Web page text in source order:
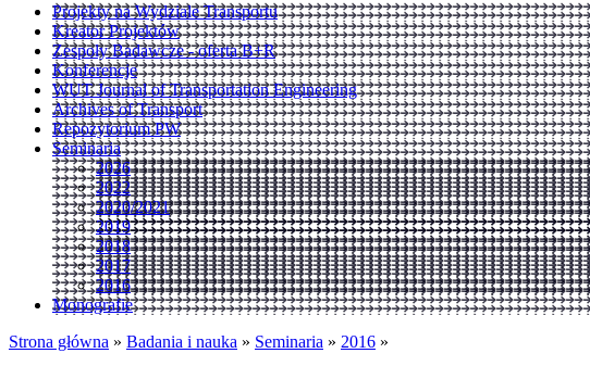
Projekty na Wydziale Transportu
Kreator Projektów
Zespoły Badawcze - oferta B+R
Konferencje
WUT Journal of Transportation Engineering
Archives of Transport
Repozytorium PW
Seminaria
2026
2022
2020/2021
2019
2018
2017
2016
Monografie
Strona główna » Badania i nauka » Seminaria » 2016 »